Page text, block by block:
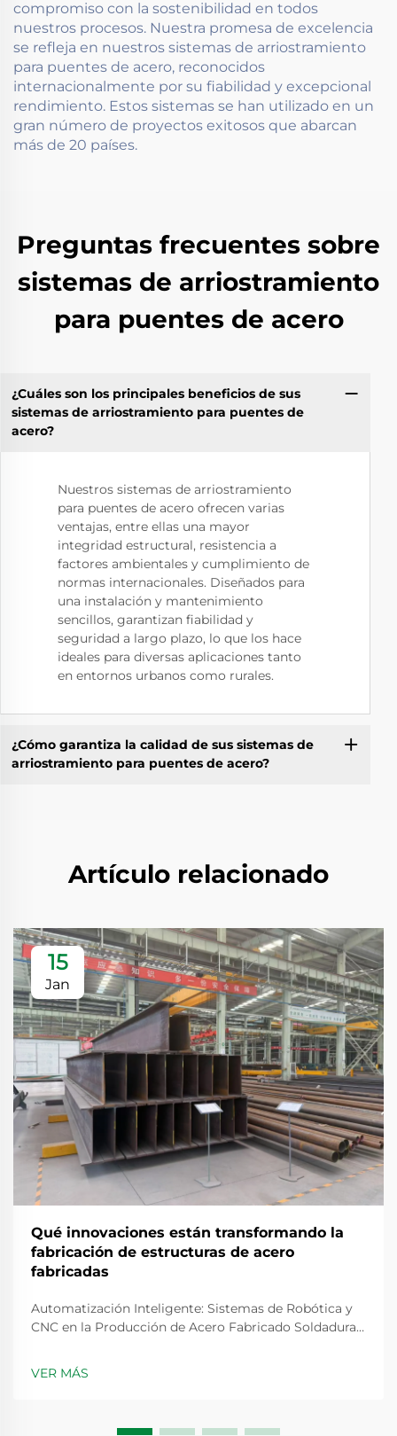
compromiso con la sostenibilidad en todos
nuestros procesos. Nuestra promesa de excelencia
se refleja en nuestros sistemas de arriostramiento
para puentes de acero, reconocidos
internacionalmente por su fiabilidad y excepcional
rendimiento. Estos sistemas se han utilizado en un
gran número de proyectos exitosos que abarcan
más de 20 países.
Preguntas frecuentes sobre
sistemas de arriostramiento
para puentes de acero
¿Cuáles son los principales beneficios de sus
sistemas de arriostramiento para puentes de
acero?
Nuestros sistemas de arriostramiento
para puentes de acero ofrecen varias
ventajas, entre ellas una mayor
integridad estructural, resistencia a
factores ambientales y cumplimiento de
normas internacionales. Diseñados para
una instalación y mantenimiento
sencillos, garantizan fiabilidad y
seguridad a largo plazo, lo que los hace
ideales para diversas aplicaciones tanto
en entornos urbanos como rurales.
¿Cómo garantiza la calidad de sus sistemas de
arriostramiento para puentes de acero?
Artículo relacionado
15
Jan
Qué innovaciones están transformando la
fabricación de estructuras de acero
fabricadas
Automatización Inteligente: Sistemas de Robótica y
CNC en la Producción de Acero Fabricado Soldadura
Fabricados de Precisión La fabricación de acero hoy
depende en gran medida de sistemas robóticos de
VER MÁS